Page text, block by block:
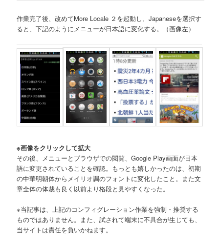
作業完了後、改めてMore Locale ２を起動し、Japaneseを選択す
ると、下記のようにメニューが日本語に変化する。（画像左）
※画像をクリックして拡大
その後、メニューとブラウザでの閲覧、Google Play画面が日本
語に変更されていることを確認。もっとも嬉しかったのは、初期
の中華明朝体からメイリオ調のフォントに変化したこと。また文
章全体の体裁も良く以前より格段と見やすくなった。
※当記事は、上記のコンフィグレーション作業を強制・推奨する
ものではありません。また、試されて端末に不具合が生じても、
当サイトは責任を負いかねます。